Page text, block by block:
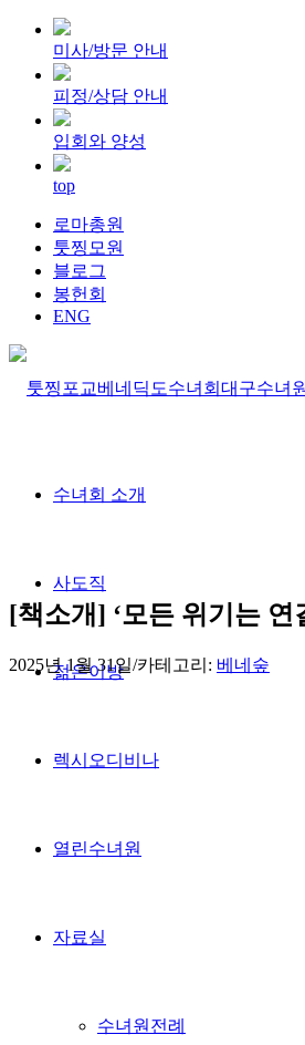
미사/방문 안내
피정/상담 안내
입회와 양성
top
로마총원
툿찡모원
블로그
봉헌회
ENG
수녀회 소개
사도직
젊은이방
렉시오디비나
열린수녀원
자료실
수녀원전례
[책소개] ‘모든 위기는 연
2025년 1월 31일/카테고리: 베네숲